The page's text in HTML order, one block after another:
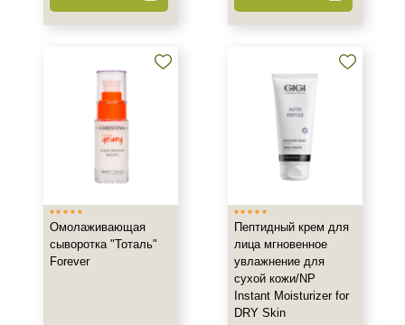
Омолаживающая
сыворотка "Тоталь"
Forever
Пептидный крем для
лица мгновенное
увлажнение для
сухой кожи/NP
Instant Moisturizer for
DRY Skin